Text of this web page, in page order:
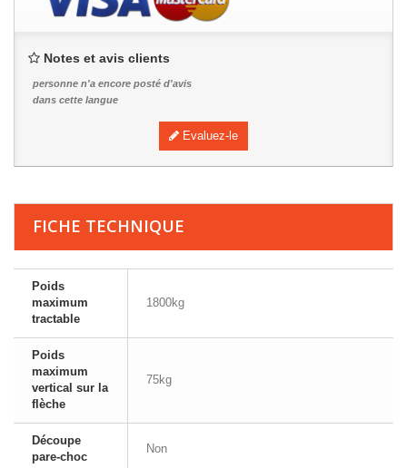
Notes et avis clients
personne n'a encore posté d'avis
dans cette langue
Evaluez-le
FICHE TECHNIQUE
Poids
maximum
tractable
1800kg
Poids
maximum
vertical sur la
flèche
75kg
Découpe
pare-choc
Non